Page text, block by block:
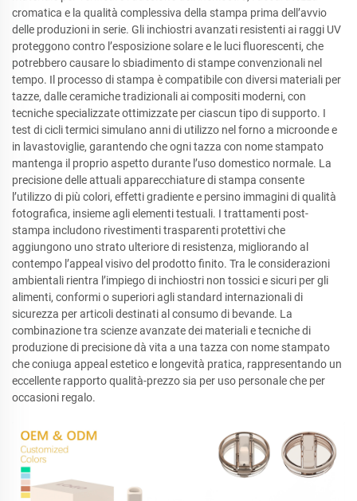
cromatica e la qualità complessiva della stampa prima dell’avvio
delle produzioni in serie. Gli inchiostri avanzati resistenti ai raggi UV
proteggono contro l’esposizione solare e le luci fluorescenti, che
potrebbero causare lo sbiadimento di stampe convenzionali nel
tempo. Il processo di stampa è compatibile con diversi materiali per
tazze, dalle ceramiche tradizionali ai compositi moderni, con
tecniche specializzate ottimizzate per ciascun tipo di supporto. I
test di cicli termici simulano anni di utilizzo nel forno a microonde e
in lavastoviglie, garantendo che ogni tazza con nome stampato
mantenga il proprio aspetto durante l’uso domestico normale. La
precisione delle attuali apparecchiature di stampa consente
l’utilizzo di più colori, effetti gradiente e persino immagini di qualità
fotografica, insieme agli elementi testuali. I trattamenti post-
stampa includono rivestimenti trasparenti protettivi che
aggiungono uno strato ulteriore di resistenza, migliorando al
contempo l’appeal visivo del prodotto finito. Tra le considerazioni
ambientali rientra l’impiego di inchiostri non tossici e sicuri per gli
alimenti, conformi o superiori agli standard internazionali di
sicurezza per articoli destinati al consumo di bevande. La
combinazione tra scienze avanzate dei materiali e tecniche di
produzione di precisione dà vita a una tazza con nome stampato
che coniuga appeal estetico e longevità pratica, rappresentando un
eccellente rapporto qualità-prezzo sia per uso personale che per
occasioni regalo.